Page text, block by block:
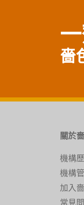
嗇
關於
機構
機構
加入
常見